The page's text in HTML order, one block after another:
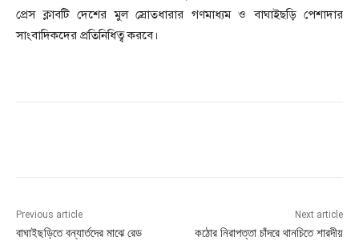
প্রেস ক্লাবটি দেশের মুল স্রোতধারার গণমাধ্যম ও বাঘাইছড়ি পেশাদার
সাংবাদিকদের প্রতিনিধিত্ব করবে।
Previous article
বাঘাইছড়িতে বন্যার্তদের মাঝে রেড
Next article
কঠোর নিরাপত্তা চাঁদরে থানচিতে শারদীয়